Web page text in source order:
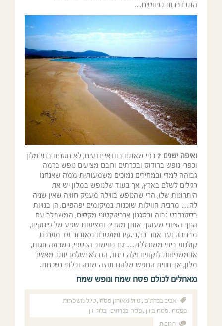
התברברות בניווטים…
ואיפה ישנים ? כפי שאתם בוודאי יודעים, לא חסרים בתי מלון
וכפרי נופש ברודוס ובכרתים ורובם מציעים נופש ברמה
גבוהה למדי ובמחירים נמוכים משמעותית ממה שאנחנו
רגילים לשלם בארץ, אך בעוד שלנופש במלון יש את
היתרונות שלו, הרי שהנופש בווילה מעניק חוויה שאין שניה
לה… מרבית הווילות שוכנות במיקומים יפהפיים. הן בנויות
בסטנדרט גבוה ובסגנון ארכיטקטוני מקסים, המשתלב עם
הנוף הציורי שעוטף אותן מסביב ומציעות שפע של פינוקים,
מבריכה ועד אזור בר,בי.קיו וממטבח מאובזר עד מערכת
קולנוע ביתי משוכללת… גם בחישוב הכספי, כשכמה זוגות,
או משפחות לוקחים וילה ביחד, הם לא ישלמו יותר מאשר
מלון, אך חווית הנופש שלהם תהיה שונה ובלתי נשכחת.
מאחלים לכולם פסח שמח ונופש שמח
אביב בכרתים , טיול מאורגן פסח , טיול משפחות
בפסח , פסח ביוון , פסח בכרתים בלוג יוון
תגובות